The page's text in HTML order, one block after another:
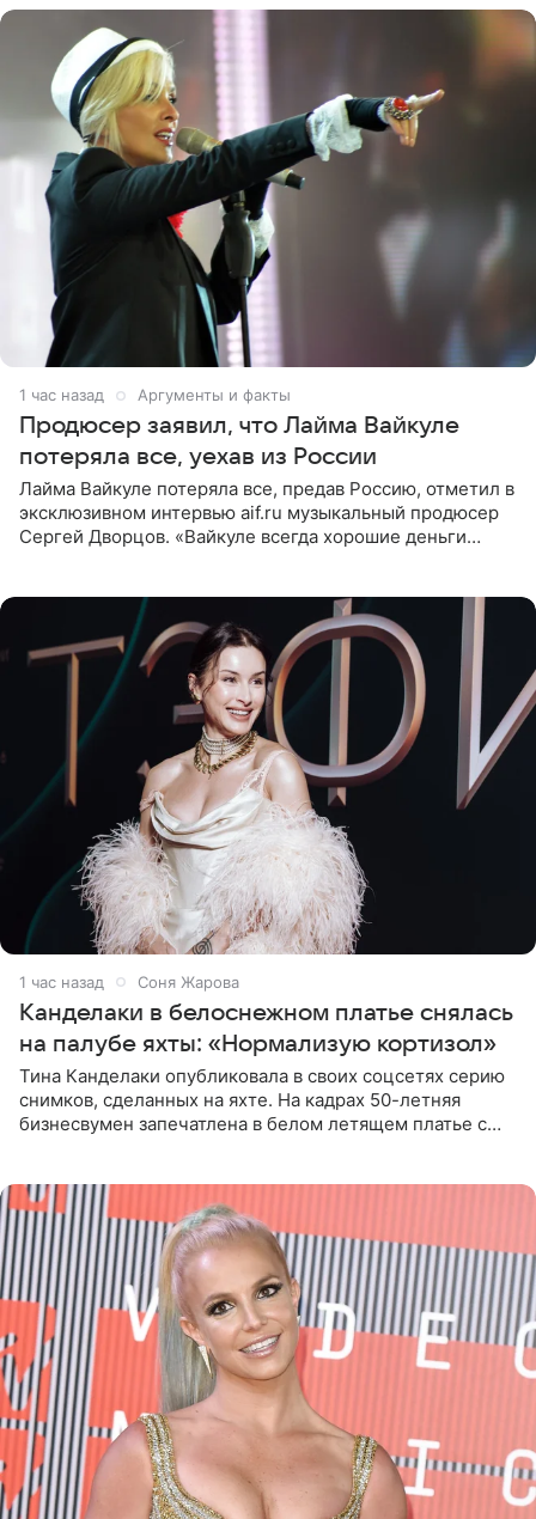
1 час назад Аргументы и факты
Продюсер заявил, что Лайма Вайкуле
потеряла все, уехав из России
Лайма Вайкуле потеряла все, предав Россию, отметил в
эксклюзивном интервью aif.ru музыкальный продюсер
Сергей Дворцов. «Вайкуле всегда хорошие деньги
1 час назад Соня Жарова
Канделаки в белоснежном платье снялась
на палубе яхты: «Нормализую кортизол»
Тина Канделаки опубликовала в своих соцсетях серию
снимков, сделанных на яхте. На кадрах 50-летняя
бизнесвумен запечатлена в белом летящем платье с